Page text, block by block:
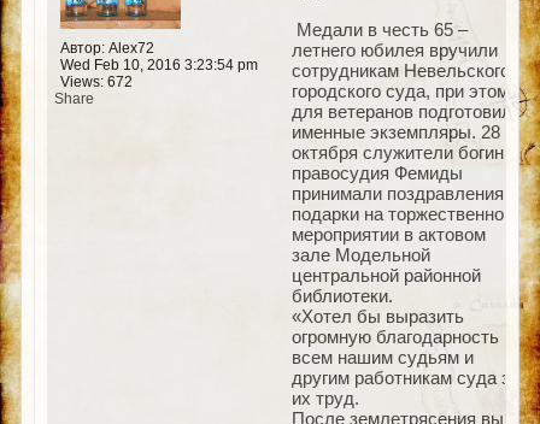
Автор: Alex72
Wed Feb 10, 2016 3:23:54 pm
Views: 672
Share
Медали в честь 65 –
летнего юбилея вручили
сотрудникам Невельского
городского суда, при этом
для ветеранов подготовили
именные экземпляры. 28
октября служители богини
правосудия Фемиды
принимали поздравления и
подарки на торжественном
мероприятии в актовом
зале Модельной
центральной районной
библиотеки.
«Хотел бы выразить
огромную благодарность
всем нашим судьям и
другим работникам суда за
их труд.
После землетрясения вы